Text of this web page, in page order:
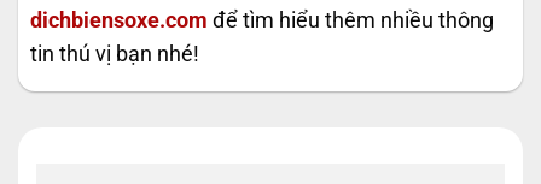
dichbiensoxe.com để tìm hiểu thêm nhiều thông
tin thú vị bạn nhé!